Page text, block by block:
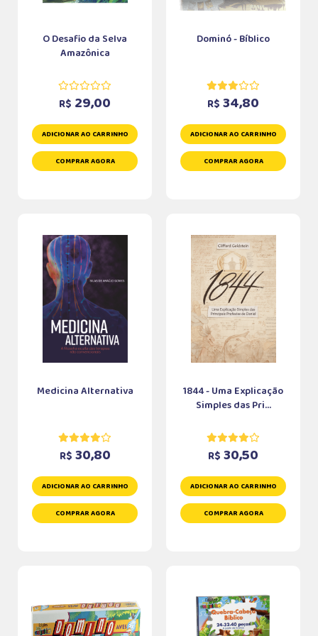
O Desafio da Selva
Amazônica
R$ 29,00
ADICIONAR AO CARRINHO
COMPRAR AGORA
Dominó - Bíblico
R$ 34,80
ADICIONAR AO CARRINHO
COMPRAR AGORA
Medicina Alternativa
R$ 30,80
ADICIONAR AO CARRINHO
COMPRAR AGORA
1844 - Uma Explicação
Simples das Pri...
R$ 30,50
ADICIONAR AO CARRINHO
COMPRAR AGORA